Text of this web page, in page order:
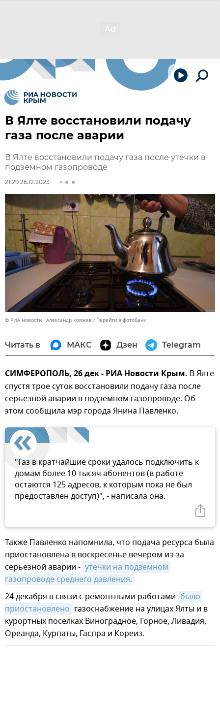
В Ялте восстановили подачу
газа после аварии
В Ялте восстановили подачу газа после утечки в
подземном газопроводе
21:29 26.12.2023
© РИА Новости . Александр Кряжев Перейти в фотобанк
Читать в МАКС Дзен Telegram
СИМФЕРОПОЛЬ, 26 дек - РИА Новости Крым. В Ялте
спустя трое суток восстановили подачу газа после
серьезной аварии в подземном газопроводе. Об
этом сообщила мэр города Янина Павленко.
"Газ в кратчайшие сроки удалось подключить к
домам более 10 тысяч абонентов (в работе
остаются 125 адресов, к которым пока не был
предоставлен доступ)", - написала она.
Также Павленко напомнила, что подача ресурса была
приостановлена в воскресенье вечером из-за
серьезной аварии - утечки на подземном
газопроводе среднего давления.
24 декабря в связи с ремонтными работами было
приостановлено газоснабжение на улицах Ялты и в
курортных поселках Виноградное, Горное, Ливадия,
Ореанда, Курпаты, Гаспра и Кореиз.